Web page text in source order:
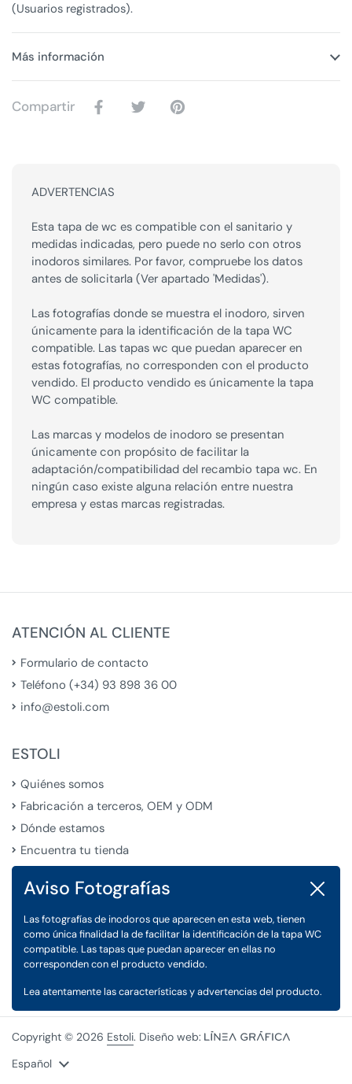
(Usuarios registrados).
Más información
Compartir
ADVERTENCIAS
Esta tapa de wc es compatible con el sanitario y
medidas indicadas, pero puede no serlo con otros
inodoros similares. Por favor, compruebe los datos
antes de solicitarla (Ver apartado 'Medidas').
Las fotografías donde se muestra el inodoro, sirven
únicamente para la identificación de la tapa WC
compatible. Las tapas wc que puedan aparecer en
estas fotografías, no corresponden con el producto
vendido. El producto vendido es únicamente la tapa
WC compatible.
Las marcas y modelos de inodoro se presentan
únicamente con propósito de facilitar la
adaptación/compatibilidad del recambio tapa wc. En
ningún caso existe alguna relación entre nuestra
empresa y estas marcas registradas.
ATENCIÓN AL CLIENTE
Formulario de contacto
Teléfono (+34) 93 898 36 00
info@estoli.com
ESTOLI
Quiénes somos
Fabricación a terceros, OEM y ODM
Dónde estamos
Encuentra tu tienda
LEGAL
Condiciones Generales de Venta
Aviso Legal
Política de Privacidad y Cookies
Copyright © 2026 Estoli. Diseño web:
Idioma
Español
Aviso Fotografías
Las fotografías de inodoros que aparecen en esta web, tienen
como única finalidad la de facilitar la identificación de la tapa WC
compatible. Las tapas que puedan aparecer en ellas no
corresponden con el producto vendido.
Lea atentamente las características y advertencias del producto.
Cerrar